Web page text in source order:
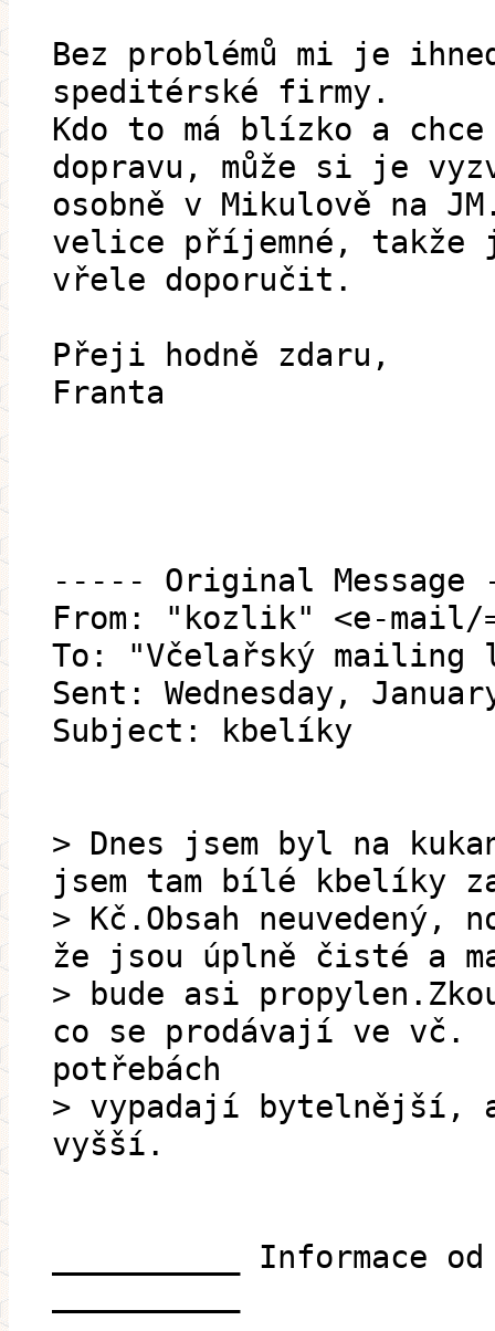
Bez problémů mi je
speditérské firmy.
Kdo to má blízko a
dopravu, může si je
osobně v Mikulově na
velice příjemné, takže
vřele doporučit.
Přeji hodně zdaru,
Franta
----- Original
From: "kozlik" <e-mail/
To: "Včelařský
Sent: Wednesday,
Subject: kbelíky
> Dnes jsem byl na
jsem tam bílé kbelíky
> Kč.Obsah neuvedený,
že jsou úplně čisté a
> bude asi
co se prodávají ve vč.
potřebách
> vypadají bytelnější,
vyšší.
__________ Informace